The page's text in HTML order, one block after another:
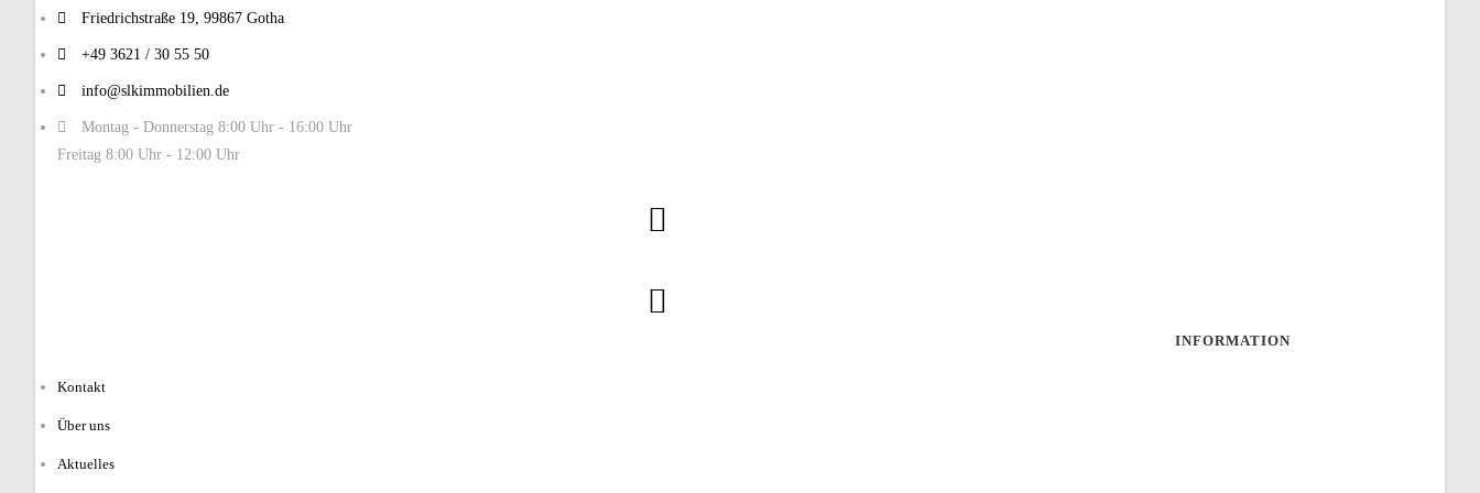
Friedrichstraße 19, 99867 Gotha
+49 3621 / 30 55 50
info@slkimmobilien.de
Montag - Donnerstag 8:00 Uhr - 16:00 Uhr
Freitag 8:00 Uhr - 12:00 Uhr
INFORMATION
Kontakt
Über uns
Aktuelles